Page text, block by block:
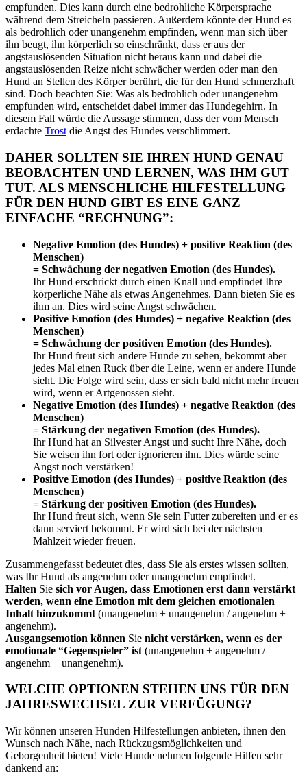
empfunden. Dies kann durch eine bedrohliche Körpersprache
während dem Streicheln passieren. Außerdem könnte der Hund es
als bedrohlich oder unangenehm empfinden, wenn man sich über
ihn beugt, ihn körperlich so einschränkt, dass er aus der
angstauslösenden Situation nicht heraus kann und dabei die
angstauslösenden Reize nicht schwächer werden oder man den
Hund an Stellen des Körper berührt, die für den Hund schmerzhaft
sind. Doch beachten Sie: Was als bedrohlich oder unangenehm
empfunden wird, entscheidet dabei immer das Hundegehirn. In
diesem Fall würde die Aussage stimmen, dass der vom Mensch
erdachte Trost die Angst des Hundes verschlimmert.
DAHER SOLLTEN SIE IHREN HUND GENAU
BEOBACHTEN UND LERNEN, WAS IHM GUT
TUT. ALS MENSCHLICHE HILFESTELLUNG
FÜR DEN HUND GIBT ES EINE GANZ
EINFACHE “RECHNUNG”:
Negative Emotion (des Hundes) + positive Reaktion (des
Menschen)
= Schwächung der negativen Emotion (des Hundes).
Ihr Hund erschrickt durch einen Knall und empfindet Ihre
körperliche Nähe als etwas Angenehmes. Dann bieten Sie es
ihm an. Dies wird seine Angst schwächen.
Positive Emotion (des Hundes) + negative Reaktion (des
Menschen)
= Schwächung der positiven Emotion (des Hundes).
Ihr Hund freut sich andere Hunde zu sehen, bekommt aber
jedes Mal einen Ruck über die Leine, wenn er andere Hunde
sieht. Die Folge wird sein, dass er sich bald nicht mehr freuen
wird, wenn er Artgenossen sieht.
Negative Emotion (des Hundes) + negative Reaktion (des
Menschen)
= Stärkung der negativen Emotion (des Hundes).
Ihr Hund hat an Silvester Angst und sucht Ihre Nähe, doch
Sie weisen ihn fort oder ignorieren ihn. Dies würde seine
Angst noch verstärken!
Positive Emotion (des Hundes) + positive Reaktion (des
Menschen)
= Stärkung der positiven Emotion (des Hundes).
Ihr Hund freut sich, wenn Sie sein Futter zubereiten und er es
dann serviert bekommt. Er wird sich bei der nächsten
Mahlzeit wieder freuen.
Zusammengefasst bedeutet dies, dass Sie als erstes wissen sollten,
was Ihr Hund als angenehm oder unangenehm empfindet.
Halten Sie sich vor Augen, dass Emotionen erst dann verstärkt
werden, wenn eine Emotion mit dem gleichen emotionalen
Inhalt hinzukommt (unangenehm + unangenehm / angenehm +
angenehm).
Ausgangsemotion können Sie nicht verstärken, wenn es der
emotionale “Gegenspieler” ist (unangenehm + angenehm /
angenehm + unangenehm).
WELCHE OPTIONEN STEHEN UNS FÜR DEN
JAHRESWECHSEL ZUR VERFÜGUNG?
Wir können unseren Hunden Hilfestellungen anbieten, ihnen den
Wunsch nach Nähe, nach Rückzugsmöglichkeiten und
Geborgenheit bieten! Viele Hunde nehmen folgende Hilfen sehr
dankend an: